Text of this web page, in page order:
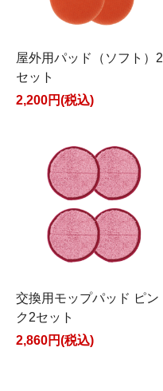
屋外用パッド（ソフト）2
セット
2,200円(税込)
交換用モップパッド ピン
ク2セット
2,860円(税込)